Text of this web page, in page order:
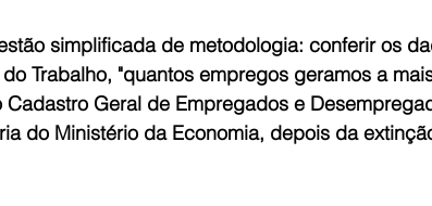
simplificada de metodologia: conferir os
Trabalho, "quantos empregos geramos a
Cadastro Geral de Empregados e
do Ministério da Economia, depois da